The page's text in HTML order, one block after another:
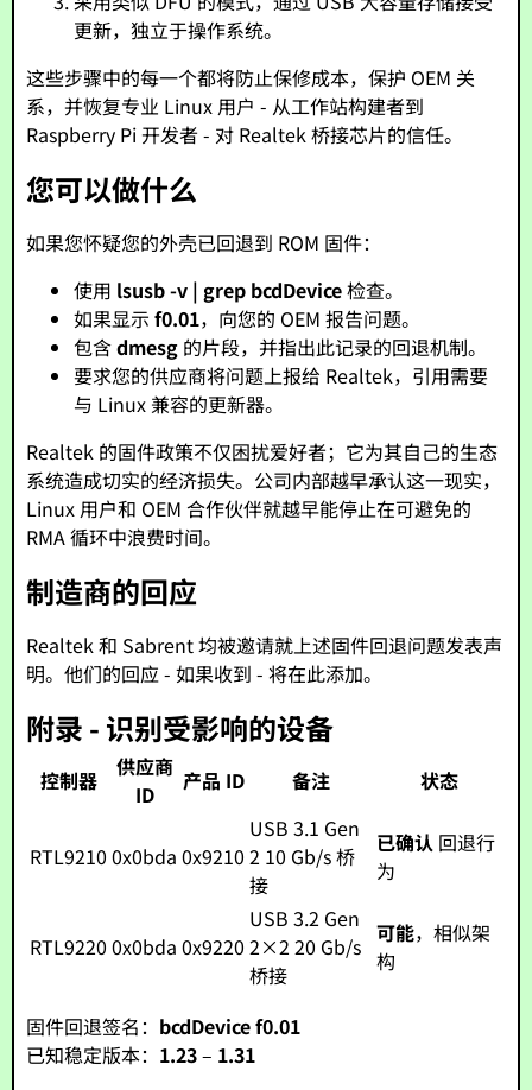
更新，独立于操作系统。
这些步骤中的每一个都将防止保修成本，保护 OEM 关
系，并恢复专业 Linux 用户 - 从工作站构建者到
Raspberry Pi 开发者 - 对 Realtek 桥接芯片的信任。
您可以做什么
如果您怀疑您的外壳已回退到 ROM 固件：
使用 lsusb -v | grep bcdDevice检查。
如果显示f0.01，向您的 OEM 报告问题。
包含dmesg 的片段，并指出此记录的回退机制。
要求您的供应商将问题上报给 Realtek，引用需要
与 Linux 兼容的更新器。
Realtek 的固件政策不仅困扰爱好者；它为其自己的生态
系统造成切实的经济损失。公司内部越早承认这一现实，
Linux 用户和 OEM 合作伙伴就越早能停止在可避免的
RMA 循环中浪费时间。
制造商的回应
Realtek 和 Sabrent 均被邀请就上述固件回退问题发表声
明。他们的回应 - 如果收到 - 将在此添加。
附录 - 识别受影响的设备
控制器
供应商
ID
产品 ID 备注 状态
RTL9210 0x0bda 0x9210
USB 3.1 Gen
2 10 Gb/s 桥
接
已确认 回退行
为
RTL9220 0x0bda 0x9220
USB 3.2 Gen
2×2 20 Gb/s
桥接
可能，相似架
构
固件回退签名： bcdDevice f0.01
已知稳定版本： 1.23– 1.31